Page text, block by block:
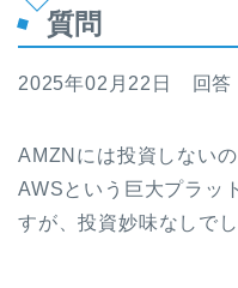
質問
2025年02月22日 回答
AMZNには投資しないの
AWSという巨大プラッ
すが、投資妙味なしで